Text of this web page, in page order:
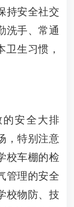
持安全社交
洗手、常通
卫生习惯，
安全大排
，特别注意
校车棚的检
管理的安全
校物防、技